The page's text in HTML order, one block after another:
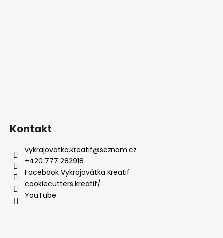
Kontakt
vykrajovatka.kreatif@seznam.cz
+420 777 282918
Facebook Vykrajovátka Kreatif
cookiecutters.kreatif/
YouTube